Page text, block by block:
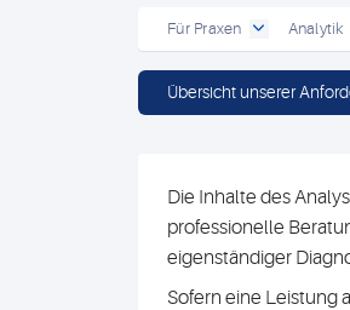
Für Praxen Analytik
Übersicht unserer
Die Inhalte des
professionelle
eigenständiger
Sofern eine Leistung